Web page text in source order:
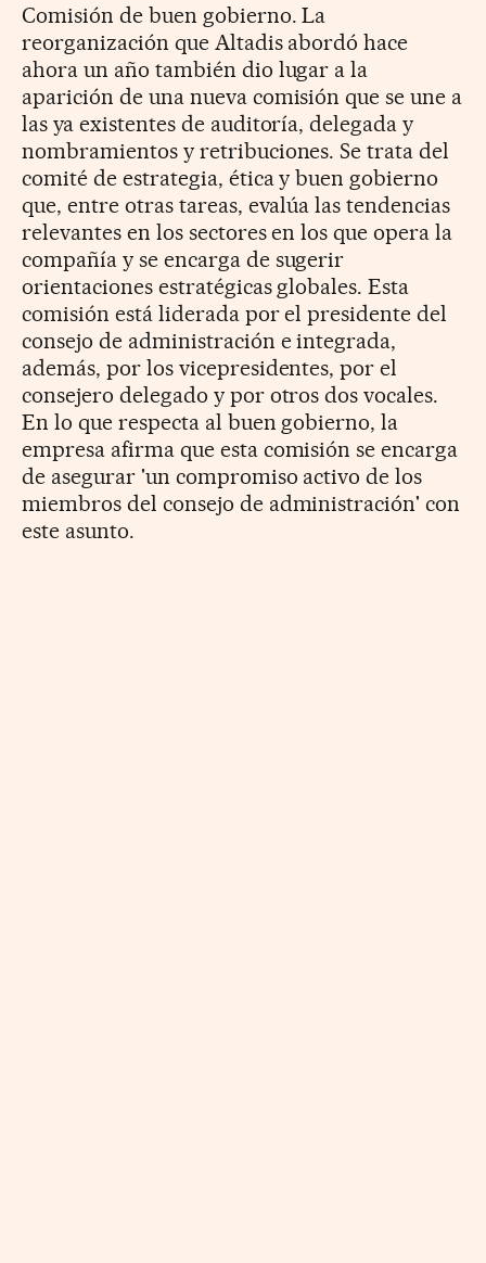
Comisión de buen gobierno. La
reorganización que Altadis abordó hace
ahora un año también dio lugar a la
aparición de una nueva comisión que se une a
las ya existentes de auditoría, delegada y
nombramientos y retribuciones. Se trata del
comité de estrategia, ética y buen gobierno
que, entre otras tareas, evalúa las tendencias
relevantes en los sectores en los que opera la
compañía y se encarga de sugerir
orientaciones estratégicas globales. Esta
comisión está liderada por el presidente del
consejo de administración e integrada,
además, por los vicepresidentes, por el
consejero delegado y por otros dos vocales.
En lo que respecta al buen gobierno, la
empresa afirma que esta comisión se encarga
de asegurar 'un compromiso activo de los
miembros del consejo de administración' con
este asunto.